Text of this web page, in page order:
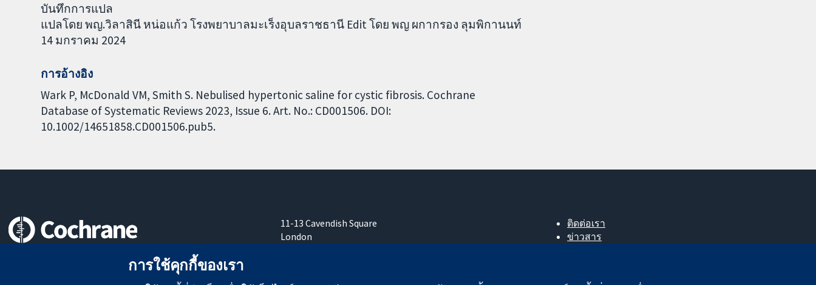
บันทึกการแปล
แปลโดย พญ.วิลาสินี หน่อแก้ว โรงพยาบาลมะเร็งอุบลราชธานี Edit โดย พญ ผกากรอง ลุมพิกานนท์
14 มกราคม 2024
การอ้างอิง
Wark P, McDonald VM, Smith S. Nebulised hypertonic saline for cystic fibrosis. Cochrane
Database of Systematic Reviews 2023, Issue 6. Art. No.: CD001506. DOI:
10.1002/14651858.CD001506.pub5.
11-13 Cavendish Square
London
ติดต่อเรา
ข่าวสาร
การใช้คุกกี้ของเรา